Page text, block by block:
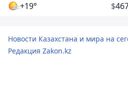
+19° $
Новости Казахстана и мира на
Редакция Zakon.kz